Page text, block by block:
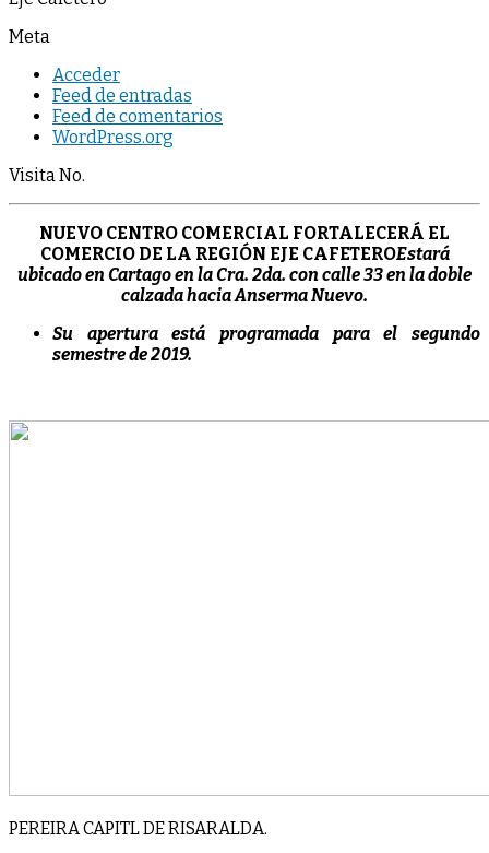
Meta
Acceder
Feed de entradas
Feed de comentarios
WordPress.org
Visita No.
NUEVO CENTRO COMERCIAL FORTALECERÁ EL
COMERCIO DE LA REGIÓN EJE CAFETEROEstará
ubicado en Cartago en la Cra. 2da. con calle 33 en la doble
calzada hacia Anserma Nuevo.
Su apertura está programada para el segundo
semestre de 2019.
PEREIRA CAPITL DE RISARALDA.